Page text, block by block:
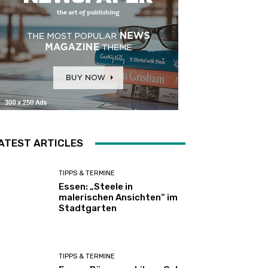
ARTICLES
TIPPS & TERMINE
Essen: „Steele in
malerischen Ansichten“ im
Stadtgarten
TIPPS & TERMINE